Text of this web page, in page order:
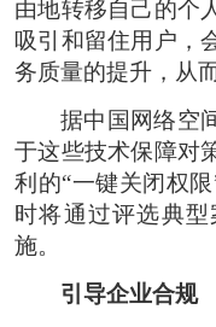
由地转移自己的个
吸引和留住用户，
务质量的提升，从
据中国网络空
于这些技术保障对
利的“一键关闭权
时将通过评选典
施。
引导企业合规